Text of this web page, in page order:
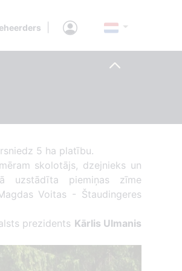
5 ha platību.
skolotājs, dzejnieks un
uzstādīta piemiņas zīme
Voitas - Štaudingeres
prezidents Kārlis Ulmanis